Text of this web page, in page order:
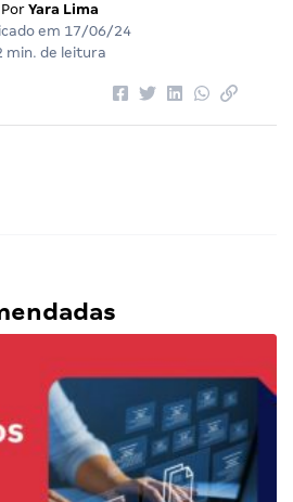
Por Yara Lima
em 17/06/24
min. de leitura